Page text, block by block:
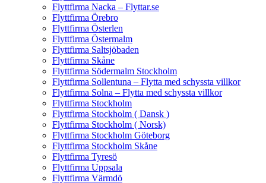
Flyttfirma Nacka – Flyttar.se
Flyttfirma Örebro
Flyttfirma Österlen
Flyttfirma Östermalm
Flyttfirma Saltsjöbaden
Flyttfirma Skåne
Flyttfirma Södermalm Stockholm
Flyttfirma Sollentuna – Flytta med schyssta villkor
Flyttfirma Solna – Flytta med schyssta villkor
Flyttfirma Stockholm
Flyttfirma Stockholm ( Dansk )
Flyttfirma Stockholm ( Norsk)
Flyttfirma Stockholm Göteborg
Flyttfirma Stockholm Skåne
Flyttfirma Tyresö
Flyttfirma Uppsala
Flyttfirma Värmdö